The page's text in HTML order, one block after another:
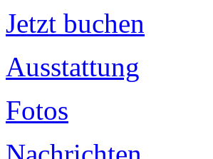
Jetzt buchen
Ausstattung
Fotos